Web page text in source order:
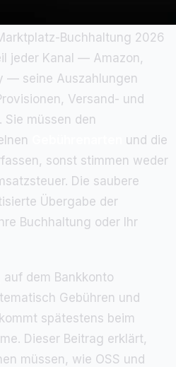
Buchhaltung 2026
jeder Kanal — Amazon,
— seine Auszahlungen
Versand- und
müssen den
und die
sonst stimmen weder
Die saubere
Übergabe der
Buchhaltung oder Ihr
dem Bankkonto
Gebühren und
spätestens beim
Dieser Beitrag erklärt,
müssen, wie OSS und